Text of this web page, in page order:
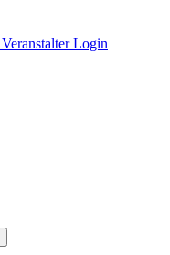
Veranstalter Login